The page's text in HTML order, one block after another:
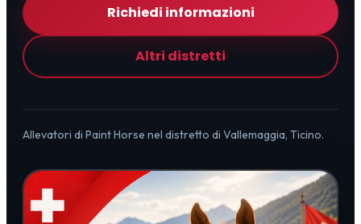
Richiedi informazioni
Altri distretti
Allevatori di Paint Horse nel distretto di Vallemaggia, Ticino.